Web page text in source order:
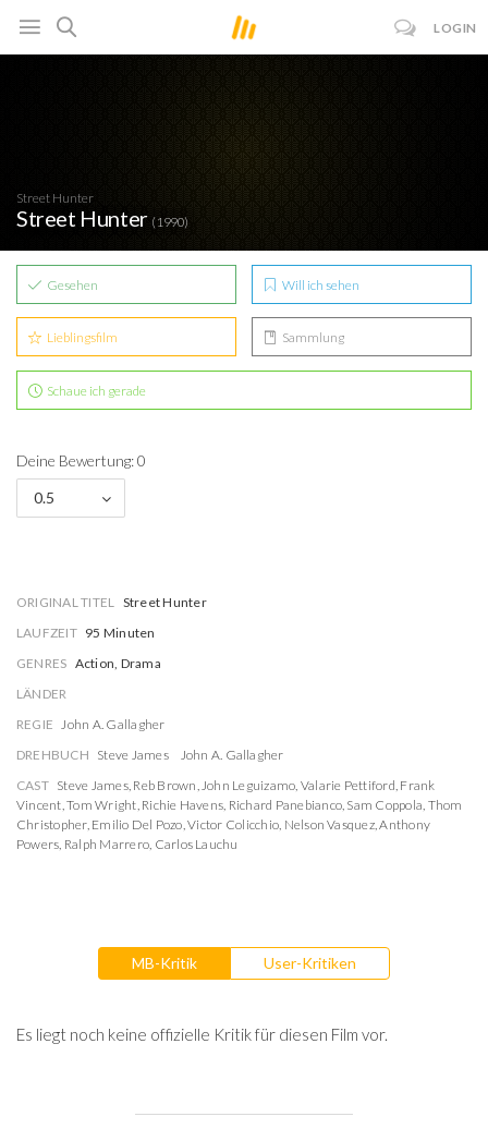
LOGIN
Street Hunter
Street Hunter (1990)
Gesehen Will ich sehen
Lieblingsfilm Sammlung
Schaue ich gerade
Deine Bewertung: 0
0.5
ORIGINAL TITEL Street Hunter
LAUFZEIT 95 Minuten
GENRES Action, Drama
LÄNDER
REGIE John A. Gallagher
DREHBUCH Steve James
John A. Gallagher
CAST Steve James, Reb Brown,John Leguizamo, Valarie Pettiford, Frank
Vincent,Tom Wright, Richie Havens, Richard Panebianco, Sam Coppola, Thom
Christopher, Emilio Del Pozo,Victor Colicchio, Nelson Vasquez,Anthony
Powers, Ralph Marrero, Carlos Lauchu
MB-Kritik User-Kritiken
Es liegt noch keine offizielle Kritik für diesen Film vor.